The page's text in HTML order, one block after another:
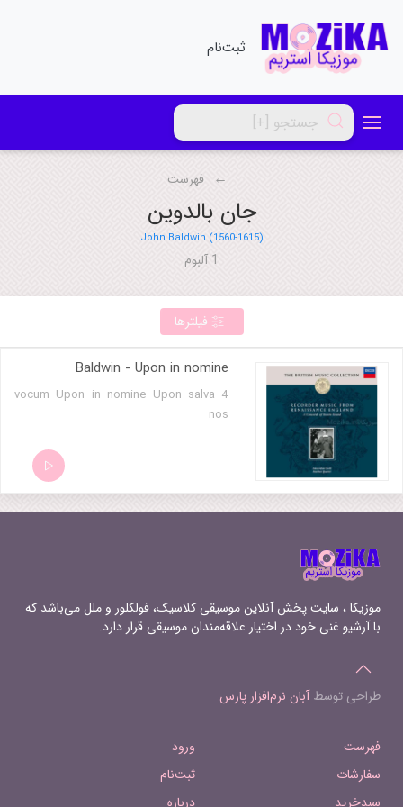
ثبت‌نام
فهرست
جان بالدوین
John Baldwin (1560-1615)
فیلترها
Baldwin - Upon in nomine
4 vocum Upon in nomine Upon salva
nos
موزیکا ، سایت پخش آنلاین موسیقی کلاسیک، فولکلور و ملل می‌باشد که
با آرشیو غنی خود در اختیار علاقه‌مندان موسیقی قرار دارد.
طراحی توسطآبان نرم‌افزار پارس
فهرست
سفارشات
سبدخرید
ورود
ثبت‌نام
درباره